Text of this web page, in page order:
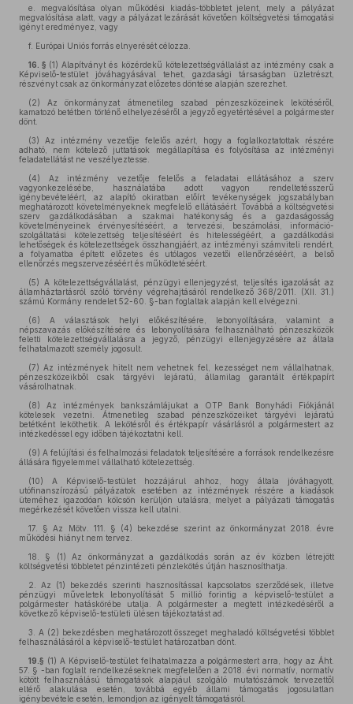
e. megvalósítása olyan működési kiadás-többletet jelent, mely a pályázat
megvalósítása alatt, vagy a pályázat lezárását követően költségvetési támogatási
igényt eredményez, vagy
f. Európai Uniós forrás elnyerését célozza.
16. § (1) Alapítványt és közérdekű kötelezettségvállalást az intézmény csak a
Képviselő-testület jóváhagyásával tehet, gazdasági társaságban üzletrészt,
részvényt csak az önkormányzat előzetes döntése alapján szerezhet.
(2) Az önkormányzat átmenetileg szabad pénzeszközeinek lekötéséről,
kamatozó betétben történő elhelyezéséről a jegyző egyetértésével a polgármester
dönt.
(3) Az intézmény vezetője felelős azért, hogy a foglalkoztatottak részére
adható, nem kötelező juttatások megállapítása és folyósítása az intézményi
feladatellátást ne veszélyeztesse.
(4) Az intézmény vezetője felelős a feladatai ellátásához a szerv
vagyonkezelésébe, használatába adott vagyon rendeltetésszerű
igénybevételéért, az alapító okiratban előírt tevékenységek jogszabályban
meghatározott követelményeknek megfelelő ellátásáért. Továbbá a költségvetési
szerv gazdálkodásában a szakmai hatékonyság és a gazdaságosság
követelményeinek érvényesítéséért, a tervezési, beszámolási, információ-
szolgáltatási kötelezettség teljesítéséért és hitelességéért, a gazdálkodási
lehetőségek és kötelezettségek összhangjáért, az intézményi számviteli rendért,
a folyamatba épített előzetes és utólagos vezetői ellenőrzéséért, a belső
ellenőrzés megszervezéséért és működtetéséért.
(5) A kötelezettségvállalást, pénzügyi ellenjegyzést, teljesítés igazolását az
államháztartásról szóló törvény végrehajtásáról rendelkező 368/2011. (XII. 31.)
számú Kormány rendelet 52-60. §-ban foglaltak alapján kell elvégezni.
(6) A választások helyi előkészítésére, lebonyolítására, valamint a
népszavazás előkészítésére és lebonyolítására felhasználható pénzeszközök
feletti kötelezettségvállalásra a jegyző, pénzügyi ellenjegyzésére az általa
felhatalmazott személy jogosult.
(7) Az intézmények hitelt nem vehetnek fel, kezességet nem vállalhatnak,
pénzeszközeikből csak tárgyévi lejáratú, államilag garantált értékpapírt
vásárolhatnak.
(8) Az intézmények bankszámlájukat a OTP Bank Bonyhádi Fiókjánál
kötelesek vezetni. Átmenetileg szabad pénzeszközeiket tárgyévi lejáratú
betétként leköthetik. A lekötésről és értékpapír vásárlásról a polgármestert az
intézkedéssel egy időben tájékoztatni kell.
(9) A felújítási és felhalmozási feladatok teljesítésére a források rendelkezésre
állására figyelemmel vállalható kötelezettség.
(10) A Képviselő-testület hozzájárul ahhoz, hogy általa jóváhagyott,
utófinanszírozású pályázatok esetében az intézmények részére a kiadások
üteméhez igazodóan kölcsön kerüljön utalásra, melyet a pályázati támogatás
megérkezését követően vissza kell utalni.
17. § Az Mötv. 111. § (4) bekezdése szerint az önkormányzat 2018. évre
működési hiányt nem tervez.
18. § (1) Az önkormányzat a gazdálkodás során az év közben létrejött
költségvetési többletet pénzintézeti pénzlekötés útján hasznosíthatja.
2. Az (1) bekezdés szerinti hasznosítással kapcsolatos szerződések, illetve
pénzügyi művele­tek lebonyolítását 5 millió forintig a képviselő-testület a
polgármester hatáskörébe utalja. A polgármester a megtett intézkedéséről a
következő képviselő-testületi ülésen tájékoztatást ad.
3. A (2) bekezdésben meghatározott összeget meghaladó költségvetési többlet
felhasználásá­ról a képviselő-testület határozatban dönt.
19.§ (1) A Képviselő-testület felhatalmazza a polgármestert arra, hogy az Áht.
57. § -ban foglalt rendelkezéseknek megfelelően a 2018. évi normatív, normatív
kötött felhasználású támogatások alapjául szolgáló mutatószámok tervezettől
eltérő alakulása esetén, továbbá egyéb állami támogatás jogosulatlan
igénybevétele esetén, lemondjon az igényelt támogatásról.